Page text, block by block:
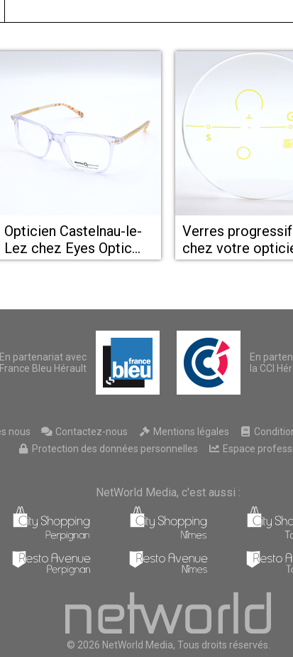
Opticien Castelnau-le-
Lez chez Eyes Optic
Castelnau-le-Lez
Verres
chez votre
Castelnau-le-Lez
En partenariat avec
France Bleu Hérault
En
la CCI
nous Contactez-nous Mentions légales
Protection des données personnelles
Espace
NetWorld Media, c'est aussi :
© 2026 NetWorld Media, Tous droits réservés.